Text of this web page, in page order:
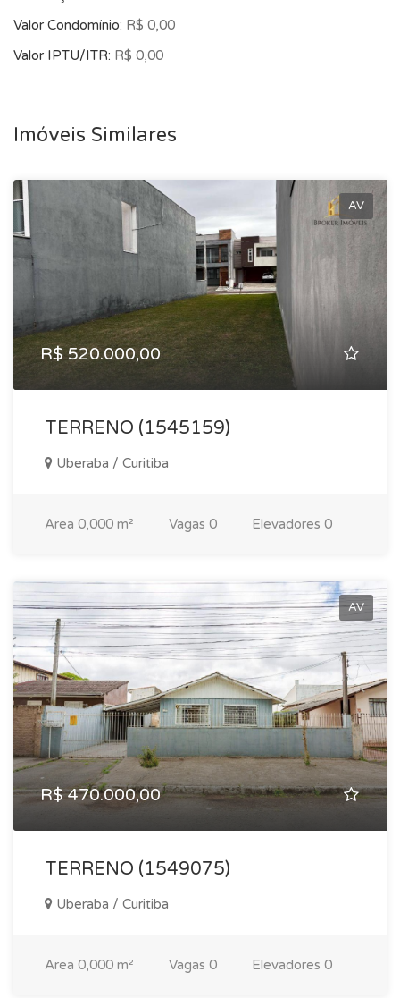
Valor Condomínio: R$ 0,00
Valor IPTU/ITR: R$ 0,00
Imóveis Similares
AV
R$ 520.000,00
TERRENO (1545159)
Uberaba / Curitiba
Area 0,000 m² Vagas 0 Elevadores 0
AV
R$ 470.000,00
TERRENO (1549075)
Uberaba / Curitiba
Area 0,000 m² Vagas 0 Elevadores 0